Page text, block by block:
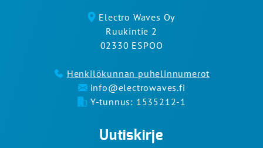
Electro Waves Oy
Ruukintie 2
02330 ESPOO
Henkilökunnan puhelinnumerot
info@electrowaves.fi
Y-tunnus: 1535212-1
Uutiskirje